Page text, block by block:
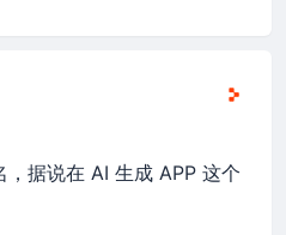
据说在 AI 生成 APP 这个